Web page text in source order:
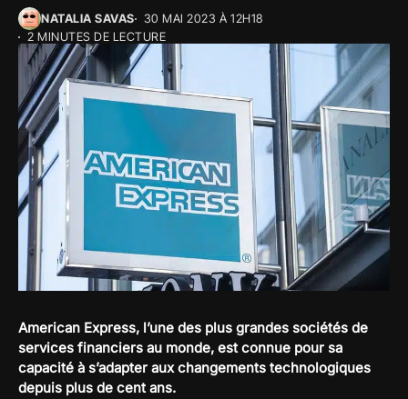
NATALIA SAVAS
30 MAI 2023 À 12H18
2 MINUTES DE LECTURE
American Express, l’une des plus grandes sociétés de
services financiers au monde, est connue pour sa
capacité à s’adapter aux changements technologiques
depuis plus de cent ans.